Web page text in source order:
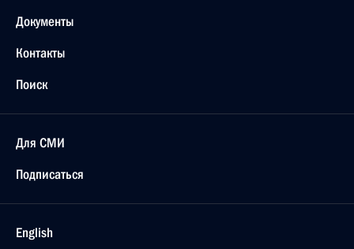
Документы
Контакты
Поиск
Для СМИ
Подписаться
English